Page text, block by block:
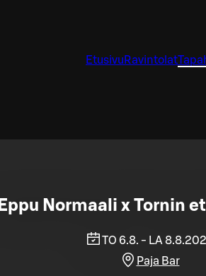
Etusivu Ravintolat
Eppu Normaali x Tornin
TO 6.8. - LA
Paja Bar